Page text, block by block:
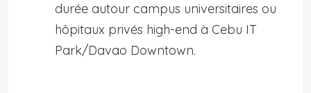
durée autour campus universitaires ou
hôpitaux privés high-end à Cebu IT
Park/Davao Downtown.